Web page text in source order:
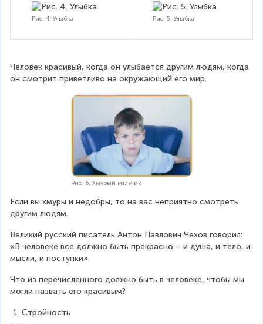
Рис. 4. Улыбка Рис. 5. Улыбка
Человек красивый, когда он улыбается другим людям, когда
он смотрит приветливо на окружающий его мир.
Рис. 6. Хмурый мальчик
Если вы хмуры и недобры, то на вас неприятно смотреть
другим людям.
Великий русский писатель Антон Павлович Чехов говорил:
«В человеке все должно быть прекрасно – и душа, и тело, и
мысли, и поступки».
Что из перечисленного должно быть в человеке, чтобы мы
могли назвать его красивым?
Стройность